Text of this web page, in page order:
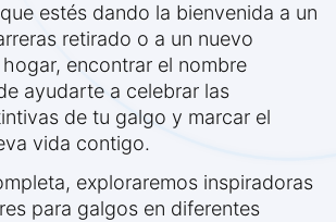
estés dando la bienvenida a un
retirado o a un nuevo
encontrar el nombre
ayudarte a celebrar las
de tu galgo y marcar el
vida contigo.
exploraremos inspiradoras
para galgos en diferentes